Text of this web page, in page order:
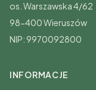
os. Warszawska 4/62
98-400 Wieruszów
NIP: 9970092800
INFORMACJE